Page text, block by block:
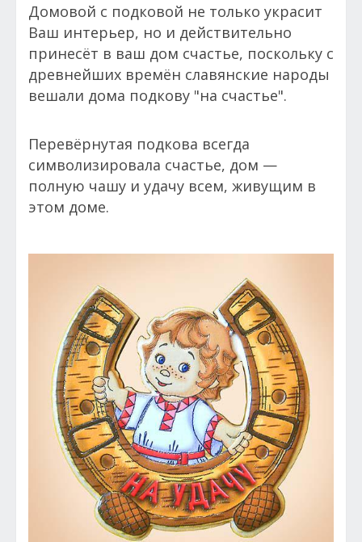
Домовой с подковой не только украсит
Ваш интерьер, но и действительно
принесёт в ваш дом счастье, поскольку с
древнейших времён славянские народы
вешали дома подкову "на счастье".
Перевёрнутая подкова всегда
символизировала счастье, дом —
полную чашу и удачу всем, живущим в
этом доме.